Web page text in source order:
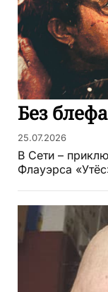
Без блефа
25.07.2026
В Сети –
Флауэрса